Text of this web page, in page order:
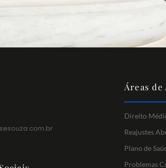
Áreas de
Direito
Reajustes
Plano de
Problemas